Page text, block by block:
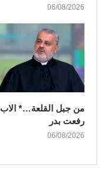
06/08/2026
من جبل القلعة…* الاب
رفعت بدر
06/08/2026